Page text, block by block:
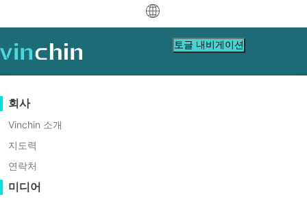
데이터 보호
백업 및 복구
실시간 복제
연속 데이터 보호
원격 복사
가상
VMware
Hyper-V
Proxmox
XCP-ng
지원 리소스
지식 베이스
비디오 수첩
도움말 센터
라이브 이벤트
구입 안내
구매 방법 배우기
라이선스 정책
FAQs
연락처
협력 파트너가 되세요
파트너 프로그램
협력 파트너가 되세요
파트너 찾기
현지 파트너 찾기
회사
Vinchin 소개
지도력
연락처
미디어
토글 내비게이션
홈 VM Migration
하이퍼-V 라이브 마이그레이션을
VM웨어 vMotion처럼 수행하는
방법?
라이브 마이그레이션은 가상 환경 관리를 위한 훌